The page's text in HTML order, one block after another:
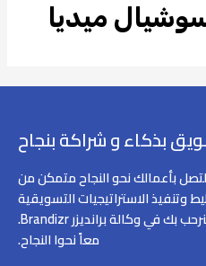
ميديا
بذكاء و شراكة بنجاح
بأعمالك نحو النجاح متمكن من
وتنفيذ الاستراتيجيات التسويقية
المناسبة لجمهورك ومجالك فنرحب بك في وكالة برانديزر Brandizr.
معاً نحوا النجاح.